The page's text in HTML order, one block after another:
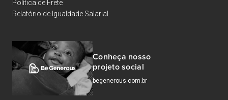
Política de Frete
Relatório de Igualdade Salarial
Conheça nosso
projeto social
begenerous.com.br